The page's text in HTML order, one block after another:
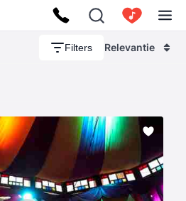
Filters Relevantie